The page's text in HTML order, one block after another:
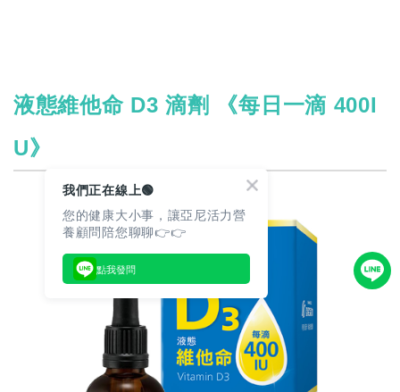
液態維他命 D3 滴劑 《每日一滴 400I
U》
我們正在線上🟢
您的健康大小事，讓亞尼活力營
養顧問陪您聊聊👉👉
點我發問